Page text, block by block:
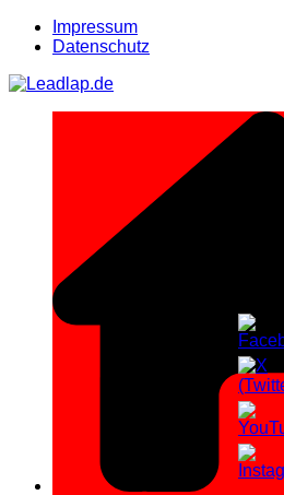
Zum
Inhalt
Impressum
Datenschutz